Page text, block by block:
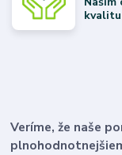
Veríme, že naše